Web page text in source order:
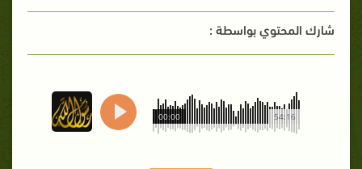
شارك المحتوي بواسطة :
54:16
00:00